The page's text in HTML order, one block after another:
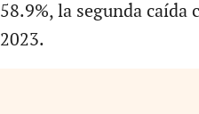
58.9%, la segunda caída
2023.